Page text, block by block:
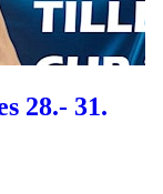
28.- 31.